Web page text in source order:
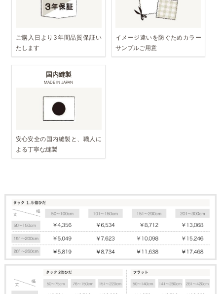
ご購入日より3年間品質保証い
たします
イメージ違いを防ぐためカラー
サンプルご用意
国内縫製
MADE IN JAPAN
安心安全の国内縫製と、職人に
よる丁寧な縫製